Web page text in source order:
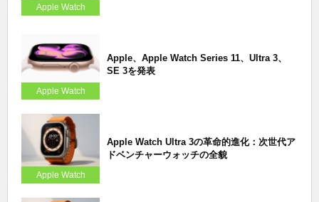
Apple Watch
Apple Watch
Apple、Apple Watch Series 11、Ultra 3、
SE 3を発表
Apple Watch
Apple Watch Ultra 3の革命的進化：次世代ア
ドベンチャーウォッチの全貌